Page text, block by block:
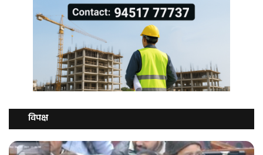
विपक्ष